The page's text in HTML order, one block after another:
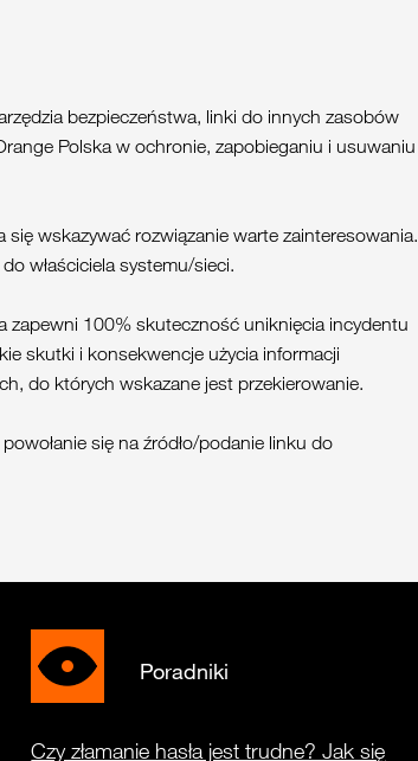
bezpieczeństwa, linki do innych zasobów
Polska w ochronie, zapobieganiu i usuwaniu
wskazywać rozwiązanie warte zainteresowania.
właściciela systemu/sieci.
zapewni 100% skuteczność uniknięcia incydentu
skutki i konsekwencje użycia informacji
do których wskazane jest przekierowanie.
się na źródło/podanie linku do
Poradniki
Czy złamanie hasła jest trudne? Jak się